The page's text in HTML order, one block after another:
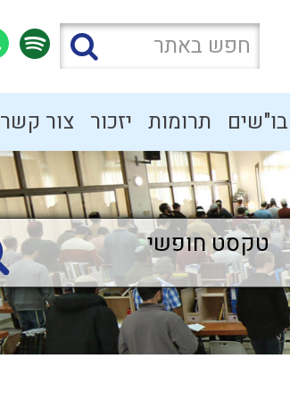
תרומות יזכור צור קשר